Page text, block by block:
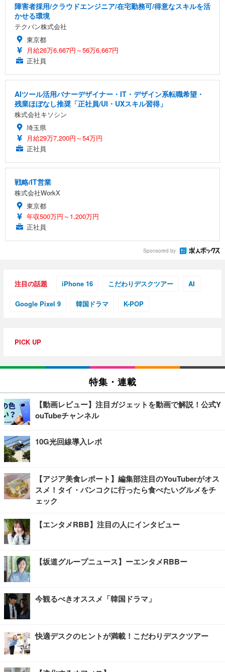
障害者採用/クラウドエンジニア/在宅勤務可/得意なスキルを活
かせる環境
テクバン株式会社
東京都
月給26万6,667円～56万6,667円
正社員
AIツール活用バナーデザイナー・IT・デザイン系転職希望・
残業ほぼなし推奨「正社員/UI・UXスキル習得」
株式会社キソシン
埼玉県
月給29万7,200円～54万円
正社員
戦略/IT営業
株式会社WorkX
東京都
年収500万円～1,200万円
正社員
Sponsored by
注目の話題 iPhone 16 こだわりデスクツアー AI
Google Pixel 9 韓国ドラマ K-POP
PICK UP
特集・連載
【動画レビュー】注目ガジェットを動画で解説！公式Y
ouTubeチャンネル
10G光回線導入レポ
【アジア美食レポート】編集部注目のYouTuberがオス
スメ！タイ・バンコクに行ったら食べたいグルメをチ
ェック
【エンタメRBB】注目の人にインタビュー
【坂道グループニュース】ーエンタメRBBー
今観るべきオススメ「韓国ドラマ」
快適デスクのヒントが満載！こだわりデスクツアー